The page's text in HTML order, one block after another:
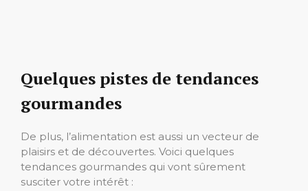
Quelques pistes de tendances
gourmandes
De plus, l’alimentation est aussi un vecteur de
plaisirs et de découvertes. Voici quelques
tendances gourmandes qui vont sûrement
susciter votre intérêt :